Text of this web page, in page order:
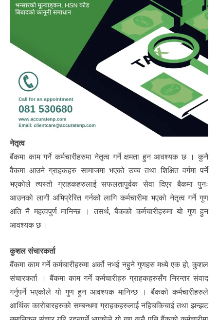
नेतृत्व
बैंकमा काम गर्ने कर्मचारीहरुमा नेतृत्व गर्ने क्षमता हुन आवश्यक छ । कुनै
वैंकमा आउने ग्राहकहरु सामाजमा भएको उच्च तथा शिक्षित वर्गमा पर्ने
भएकोले त्यस्तो ग्राहकहरुलाई सफलतापुर्वक सेवा दिएर बैकमा पुनः
आउनको लागी अभिप्रेरित गर्नको लागि कर्मचारीमा भएको नेतृत्व गर्ने गुण
अति नै महत्वपुर्ण मानिन्छ । तसर्थ, बैंकको कर्मचारीहरुमा यो गुण हुन
आवश्यक छ ।
कुशल संचारकर्ता
बैंकमा काम गर्ने कर्मचारीहरुमा अर्को नभई नहुने गुणहरु मध्ये एक हो, कुुशल
संचारकर्ता । बैंकमा काम गर्ने कर्मचारीहरु ग्राहकहरुसँग निरन्तर संवाद
गर्नुपर्ने भएकोले यो गुण हुन आवश्यक मानिन्छ । बैंकको कर्मचारीहरुले
आर्थिक कारोबारहरुको सम्बन्धमा ग्राहकहरुलाई नहिचकिचाई तथा झन्झट